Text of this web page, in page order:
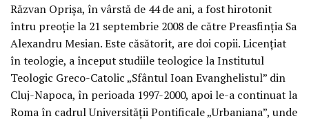
Răzvan Oprișa, în vârstă de 44 de ani, a fost hirotonit
întru preoție la 21 septembrie 2008 de către Preasfinția Sa
Alexandru Mesian. Este căsătorit, are doi copii. Licențiat
în teologie, a început studiile teologice la Institutul
Teologic Greco-Catolic „Sfântul Ioan Evanghelistul” din
Cluj-Napoca, în perioada 1997-2000, apoi le-a continuat la
Roma în cadrul Universității Pontificale „Urbaniana”, unde